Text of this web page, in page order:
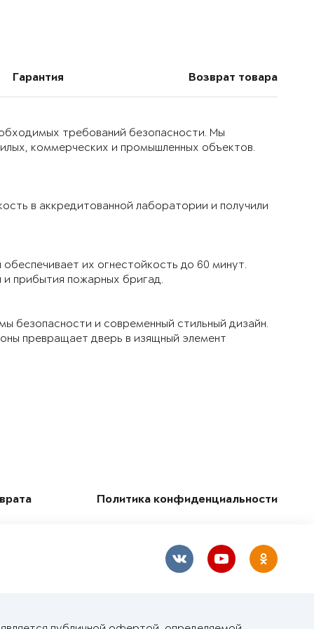
Гарантия Возврат товара
требований безопасности. Мы
коммерческих и промышленных объектов.
в аккредитованной лаборатории и получили
их огнестойкость до 60 минут.
и прибытия пожарных бригад.
безопасности и современный стильный дизайн.
превращает дверь в изящный элемент
Политика конфиденциальности